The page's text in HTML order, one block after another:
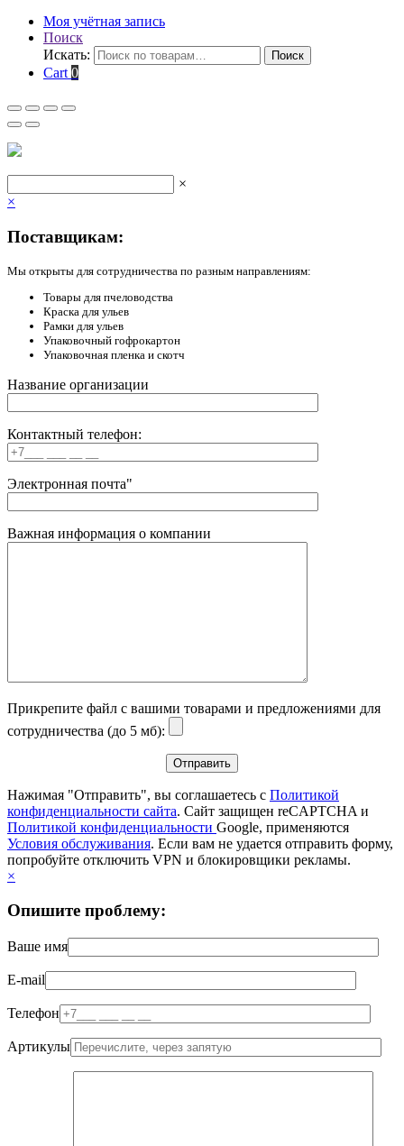
Моя учётная запись
Поиск
Искать:
Поиск
Cart 0
×
×
Поставщикам:
Мы открыты для сотрудничества по разным направлениям:
Товары для пчеловодства
Краска для ульев
Рамки для ульев
Упаковочный гофрокартон
Упаковочная пленка и скотч
Название организации
Контактный телефон:
Электронная почта"
Важная информация о компании
Прикрепите файл с вашими товарами и предложениями для
сотрудничества (до 5 мб):
Нажимая "Отправить", вы соглашаетесь с Политикой
конфиденциальности сайта. Сайт защищен reCAPTCHA и
Политикой конфиденциальности Google, применяются
Условия обслуживания. Если вам не удается отправить форму,
попробуйте отключить VPN и блокировщики рекламы.
×
Опишите проблему:
Ваше имя
E-mail
Телефон
Артикулы